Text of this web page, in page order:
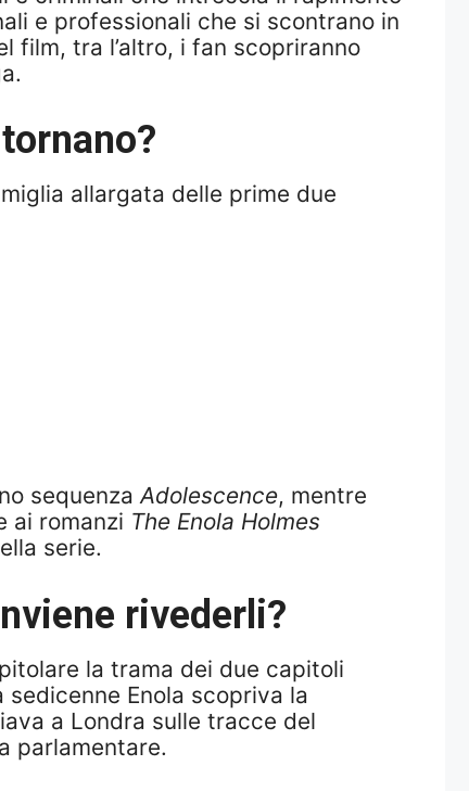
e professionali che si scontrano in
film, tra l’altro, i fan scopriranno
allargata delle prime due
sequenzaAdolescence, mentre
ai romanzi The Enola Holmes
serie.
rivederli?
la trama dei due capitoli
Enola scopriva la
a Londra sulle tracce del
parlamentare.